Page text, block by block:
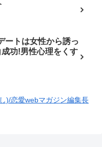
ートは女性から誘っ
功!男性心理をくす
)/恋愛webマガジン編集長